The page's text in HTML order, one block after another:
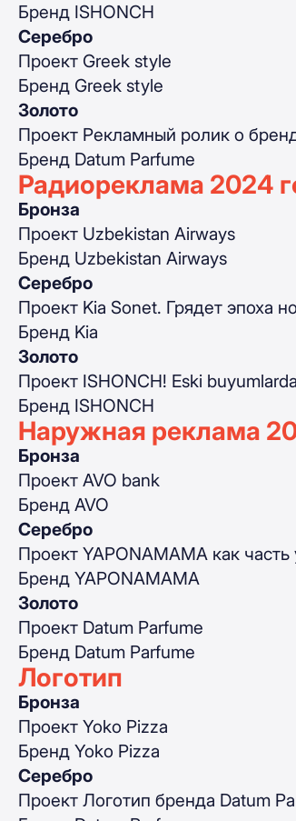
Бренд ISHONCH
Серебро
Проект Greek style
Бренд Greek style
Золото
Проект Рекламный ролик о
Бренд Datum Parfume
Радиореклама 2024
Бронза
Проект Uzbekistan Airways
Бренд Uzbekistan Airways
Серебро
Проект Kia Sonet. Грядет эпоха
Бренд Kia
Золото
Проект ISHONCH! Eski
Бренд ISHONCH
Наружная реклама
Бронза
Проект AVO bank
Бренд AVO
Серебро
Проект YAPONAMAMA как часть
Бренд YAPONAMAMA
Золото
Проект Datum Parfume
Бренд Datum Parfume
Логотип
Бронза
Проект Yoko Pizza
Бренд Yoko Pizza
Серебро
Проект Логотип бренда Datum